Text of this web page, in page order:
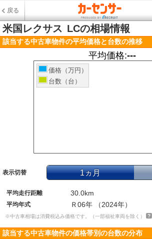
戻る
米国レクサス LCの相場情報
該当する中古車物件の平均価格と台数の推移
平均価格:---
価格（万円）
台数（台）
表示切替 1ヵ月
平均走行距離 30.0km
平均年式 Ｒ06年 （2024年）
※中古車相場は消費税込み価格です。（一部福祉車両を除く）
該当する中古車物件の価格帯別の台数の分布